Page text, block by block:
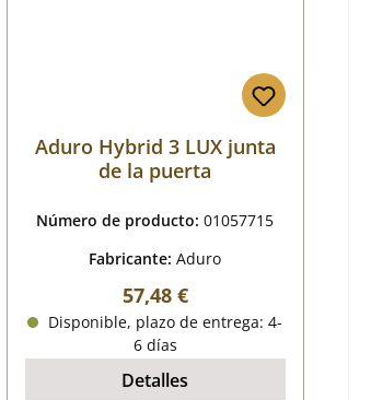
Aduro Hybrid 3 LUX junta
de la puerta
Número de producto:01057715
Fabricante:Aduro
Precio normal:
57,48 €
Disponible, plazo de entrega: 4-
6 días
Detalles